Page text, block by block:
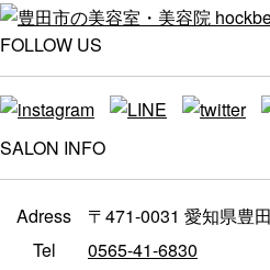
FOLLOW US
SALON INFO
Adress
〒471-0031 愛知県豊
Tel
0565-41-6830